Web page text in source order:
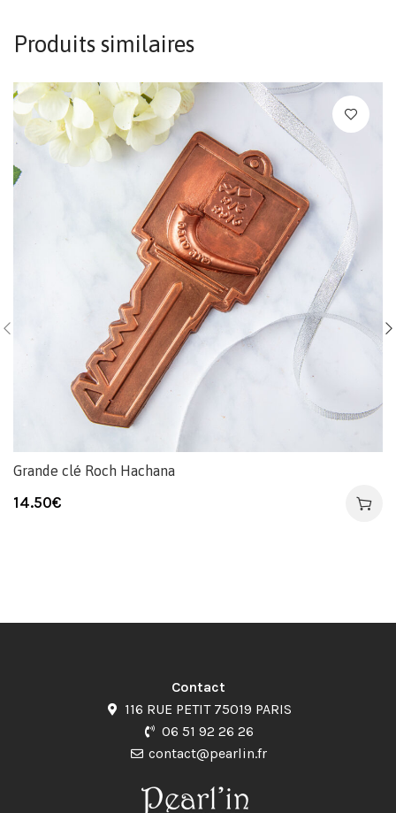
Produits similaires
Grande clé Roch Hachana
14.50€
Contact
116 RUE PETIT 75019 PARIS
06 51 92 26 26
contact@pearlin.fr